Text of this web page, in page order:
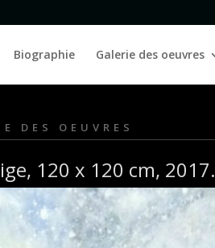
Biographie Galerie des oeuvres
DES OEUVRES
120 x 120 cm, 2017.